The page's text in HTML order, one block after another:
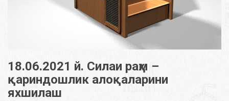
18.06.2021 й. Силаи раҳм –
қариндошлик алоқаларини
яхшилаш